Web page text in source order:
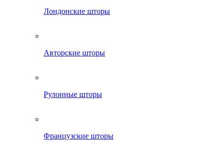
Лондонские шторы
Авторские шторы
Рулонные шторы
Французские шторы